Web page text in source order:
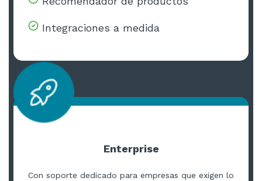
Integraciones a medida
Enterprise
Con soporte dedicado para empresas que exigen lo